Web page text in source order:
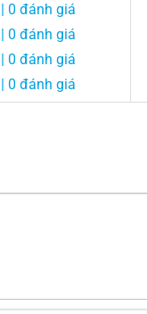
| 0 đánh giá
| 0 đánh giá
| 0 đánh giá
| 0 đánh giá